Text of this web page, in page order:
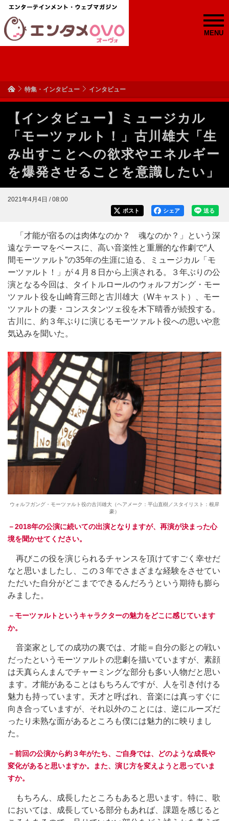
MENU
特集・インタビュー インタビュー
【インタビュー】ミュージカル
「モーツァルト！」古川雄大「生
み出すことへの欲求やエネルギー
を爆発させることを意識したい」
2021年4月4日 / 08:00
送る
シェア
ポスト
「才能が宿るのは肉体なのか？ 魂なのか？」という深
遠なテーマをベースに、高い音楽性と重層的な作劇で“人
間モーツァルト”の35年の生涯に迫る、ミュージカル「モ
ーツァルト！」が４月８日から上演される。３年ぶりの公
演となる今回は、タイトルロールのウォルフガング・モー
ツァルト役を山崎育三郎と古川雄大（Wキャスト）、モー
ツァルトの妻・コンスタンツェ役を木下晴香が続投する。
古川に、約３年ぶりに演じるモーツァルト役への思いや意
気込みを聞いた。
ウォルフガング・モーツァルト役の古川雄大（ヘアメーク：平山直樹／スタイリスト：根岸
豪）
－2018年の公演に続いての出演となりますが、再演が決まった心
境を聞かせてください。
再びこの役を演じられるチャンスを頂けてすごく幸せだ
なと思いましたし、この３年でさまざまな経験をさせてい
ただいた自分がどこまでできるんだろうという期待も膨ら
みました。
－モーツァルトというキャラクターの魅力をどこに感じています
か。
音楽家としての成功の裏では、才能＝自分の影との戦い
だったというモーツァルトの悲劇を描いていますが、素顔
は天真らんまんでチャーミングな部分も多い人物だと思い
ます。才能があることはもちろんですが、人を引き付ける
魅力も持っています。天才と呼ばれ、音楽には真っすぐに
向き合っていますが、それ以外のことには、逆にルーズだ
ったり未熟な面があるところも僕には魅力的に映りまし
た。
－前回の公演から約３年がたち、ご自身では、どのような成長や
変化があると思いますか。また、演じ方を変えようと思っていま
すか。
もちろん、成長したところもあると思います。特に、歌
においては、成長している部分もあれば、課題を感じると